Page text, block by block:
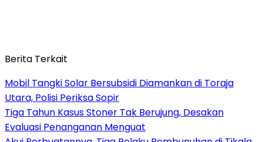
Berita Terkait
Mobil Tangki Solar Bersubsidi Diamankan di Toraja
Utara, Polisi Periksa Sopir
Tiga Tahun Kasus Stoner Tak Berujung, Desakan
Evaluasi Penanganan Menguat